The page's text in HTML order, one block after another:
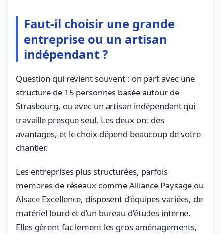
Faut-il choisir une grande
entreprise ou un artisan
indépendant ?
Question qui revient souvent : on part avec une
structure de 15 personnes basée autour de
Strasbourg, ou avec un artisan indépendant qui
travaille presque seul. Les deux ont des
avantages, et le choix dépend beaucoup de votre
chantier.
Les entreprises plus structurées, parfois
membres de réseaux comme Alliance Paysage ou
Alsace Excellence, disposent d’équipes variées, de
matériel lourd et d’un bureau d’études interne.
Elles gèrent facilement les gros aménagements,